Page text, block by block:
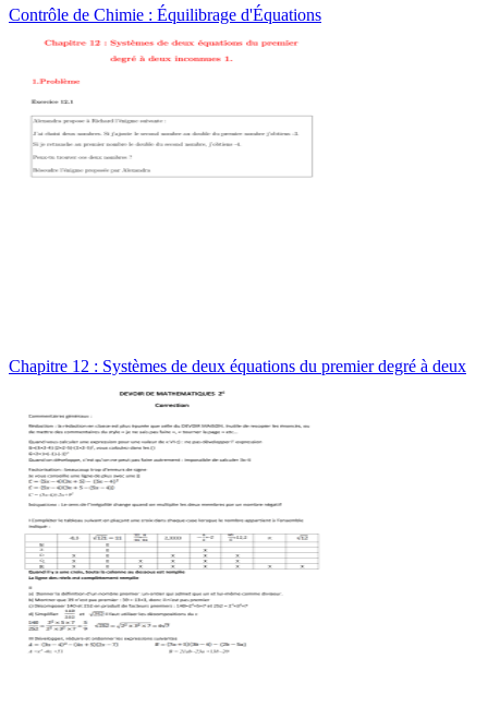
Contrôle de Chimie : Équilibrage d'Équations
Chapitre 12 : Systèmes de deux équations du premier degré à deux